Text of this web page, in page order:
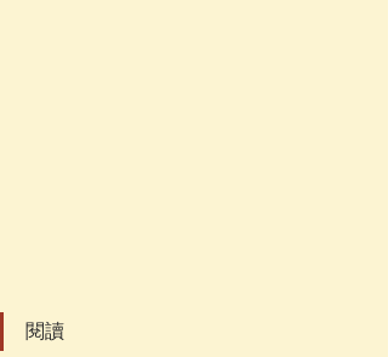
閱讀